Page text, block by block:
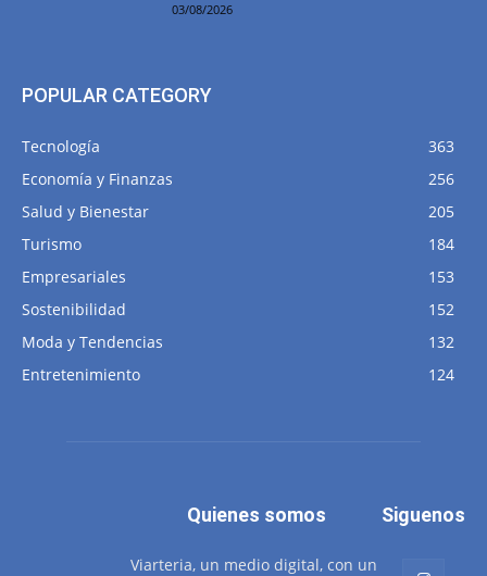
03/08/2026
POPULAR CATEGORY
Tecnología
363
Economía y Finanzas
256
Salud y Bienestar
205
Turismo
184
Empresariales
153
Sostenibilidad
152
Moda y Tendencias
132
Entretenimiento
124
Quienes somos
Viarteria, un medio digital, con un
Siguenos